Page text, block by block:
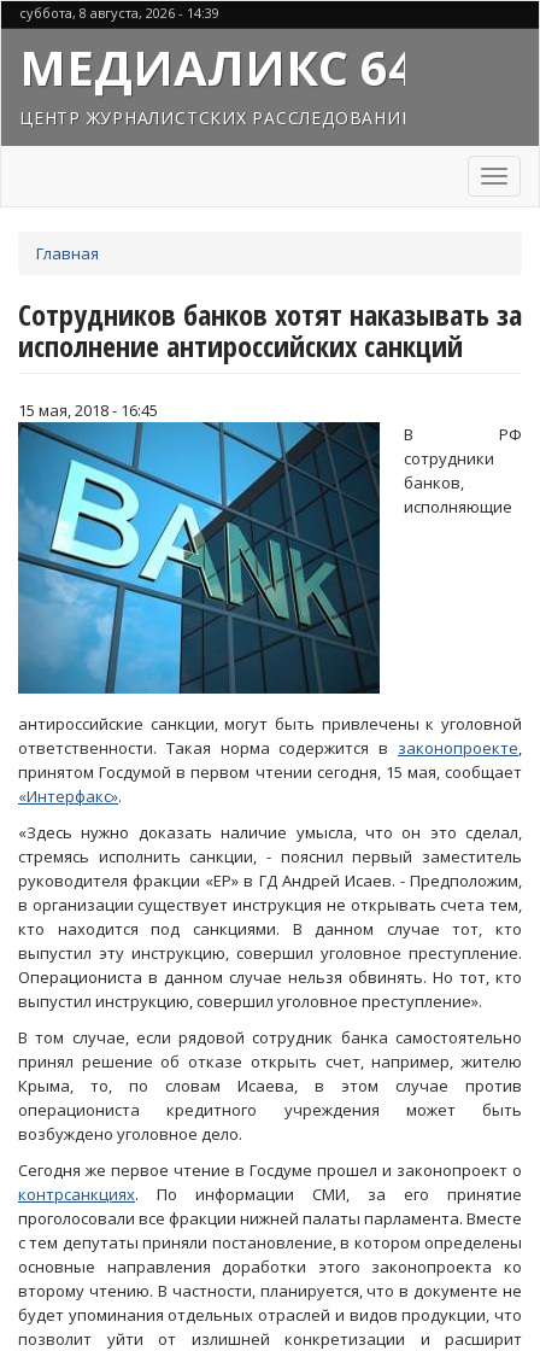
Перейти
к
основному
содержанию
суббота, 8 августа, 2026 - 14:39
МЕДИАЛИКС 64
ЦЕНТР ЖУРНАЛИСТСКИХ РАССЛЕДОВАНИЙ
Toggle
здесь
Главная
Сотрудников банков хотят наказывать за
исполнение антироссийских санкций
15 мая, 2018 - 16:45
В РФ
сотрудники
банков,
исполняющие
антироссийские санкции, могут быть привлечены к уголовной
ответственности. Такая норма содержится в законопроекте,
принятом Госдумой в первом чтении сегодня, 15 мая, сообщает
«Интерфакс».
«Здесь нужно доказать наличие умысла, что он это сделал,
стремясь исполнить санкции, - пояснил первый заместитель
руководителя фракции «ЕР» в ГД Андрей Исаев. - Предположим,
в организации существует инструкция не открывать счета тем,
кто находится под санкциями. В данном случае тот, кто
выпустил эту инструкцию, совершил уголовное преступление.
Операциониста в данном случае нельзя обвинять. Но тот, кто
выпустил инструкцию, совершил уголовное преступление».
В том случае, если рядовой сотрудник банка самостоятельно
принял решение об отказе открыть счет, например, жителю
Крыма, то, по словам Исаева, в этом случае против
операциониста кредитного учреждения может быть
возбуждено уголовное дело.
Сегодня же первое чтение в Госдуме прошел и законопроект о
контрсанкциях. По информации СМИ, за его принятие
проголосовали все фракции нижней палаты парламента. Вместе
с тем депутаты приняли постановление, в котором определены
основные направления доработки этого законопроекта ко
второму чтению. В частности, планируется, что в документе не
будет упоминания отдельных отраслей и видов продукции, что
позволит уйти от излишней конкретизации и расширит